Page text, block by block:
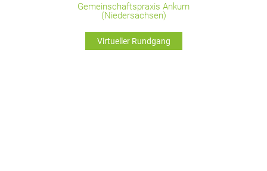
Gemeinschaftspraxis Ankum
(Niedersachsen)
Virtueller Rundgang